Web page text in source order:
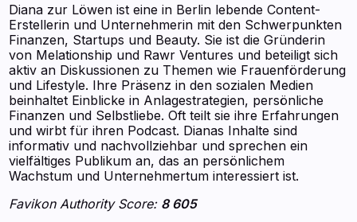
Diana zur Löwen ist eine in Berlin lebende Content-
Erstellerin und Unternehmerin mit den Schwerpunkten
Finanzen, Startups und Beauty. Sie ist die Gründerin
von Melationship und Rawr Ventures und beteiligt sich
aktiv an Diskussionen zu Themen wie Frauenförderung
und Lifestyle. Ihre Präsenz in den sozialen Medien
beinhaltet Einblicke in Anlagestrategien, persönliche
Finanzen und Selbstliebe. Oft teilt sie ihre Erfahrungen
und wirbt für ihren Podcast. Dianas Inhalte sind
informativ und nachvollziehbar und sprechen ein
vielfältiges Publikum an, das an persönlichem
Wachstum und Unternehmertum interessiert ist.
Favikon Authority Score: 8 605